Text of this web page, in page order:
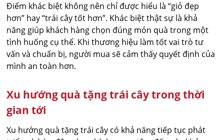
Điểm khác biệt không nên chỉ được hiểu là “giỏ đẹp
hơn” hay “trái cây tốt hơn”. Khác biệt thật sự là khả
năng giúp khách hàng chọn đúng món quà trong một
tình huống cụ thể. Khi thương hiệu làm tốt vai trò tư
vấn và chuẩn bị, người mua sẽ cảm thấy quyết định của
mình an toàn hơn.
Xu hướng quà tặng trái cây trong thời
gian tới
Xu hướng quà tặng trái cây có khả năng tiếp tục phát